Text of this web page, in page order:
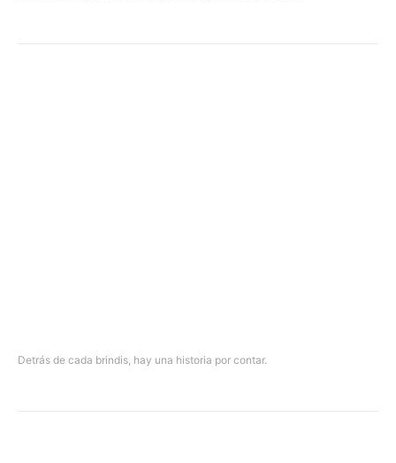
Detrás de cada brindis, hay una historia por contar.